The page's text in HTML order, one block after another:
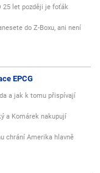
25 let později je foťák
do Z-Boxu, ani není
EPCG
a jak k tomu přispívají
a Komárek nakupují
chrání Amerika hlavně